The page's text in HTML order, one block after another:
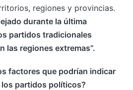
regiones y provincias.
durante la última
partidos tradicionales
las regiones extremas”.
factores que podrían indicar
partidos políticos?